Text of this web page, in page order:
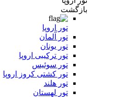
بازگشت
تور اروپا
تور آلمان
تور یونان
تور ترکیبی اروپا
تور سوئیس
تور کشتی کروز اروپا
تور هلند
تور لهستان